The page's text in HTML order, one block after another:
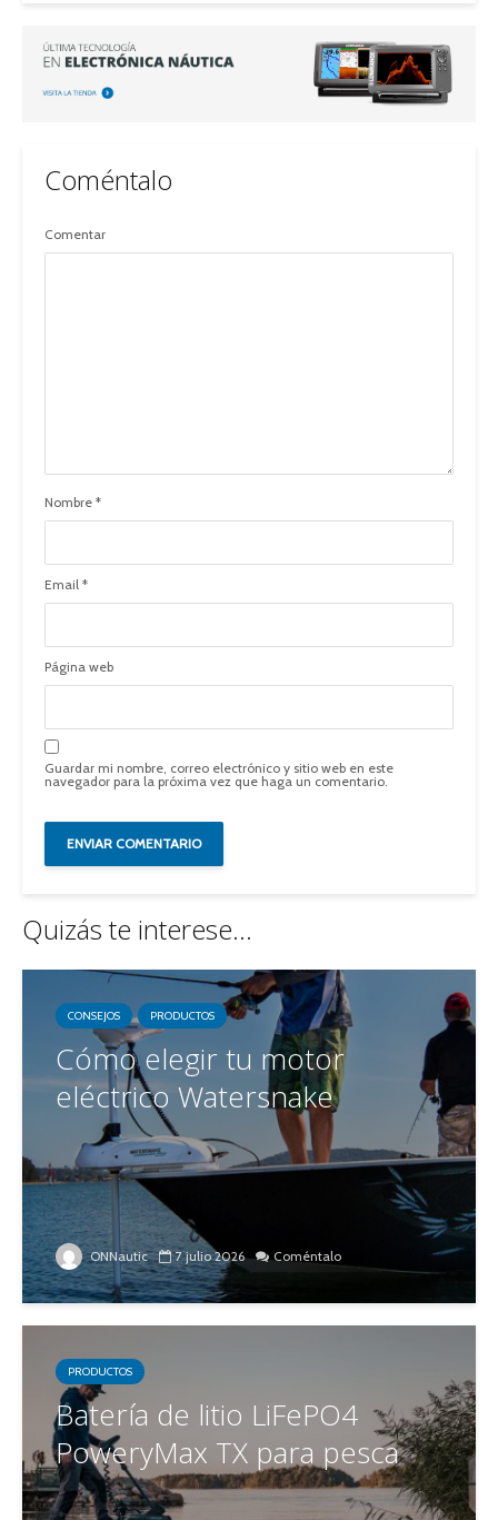
Coméntalo
Comentar
Nombre *
Email *
Página web
Guardar mi nombre, correo electrónico y sitio web en este
navegador para la próxima vez que haga un comentario.
Quizás te interese...
CONSEJOS PRODUCTOS
Cómo elegir tu motor
eléctrico Watersnake
ONNautic 7 julio 2026 Coméntalo
PRODUCTOS
Batería de litio LiFePO4
PoweryMax TX para pesca